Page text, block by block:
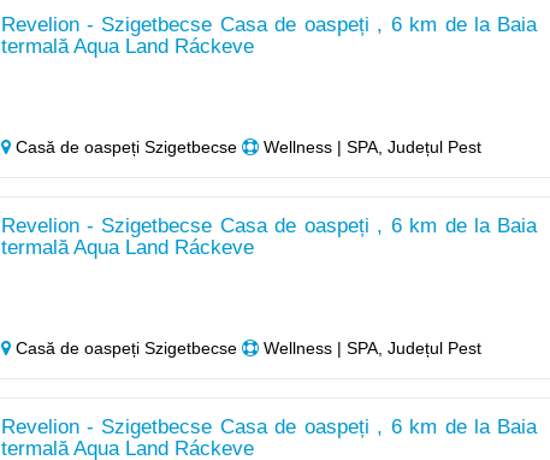
Revelion - Szigetbecse Casa de oaspeți , 6 km de la Baia
termală Aqua Land Ráckeve
Casă de oaspeți Szigetbecse Wellness | SPA, Județul Pest
Revelion - Szigetbecse Casa de oaspeți , 6 km de la Baia
termală Aqua Land Ráckeve
Casă de oaspeți Szigetbecse Wellness | SPA, Județul Pest
Revelion - Szigetbecse Casa de oaspeți , 6 km de la Baia
termală Aqua Land Ráckeve